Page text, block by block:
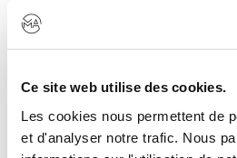
Ce site web utilise des cookies.
Les cookies nous permettent de
et d'analyser notre trafic. Nous
💡 Petit plus : vous pouvez
citer
et/ou d’indiquer leurs
partagez les images de votre
prévoit à ce sujet.